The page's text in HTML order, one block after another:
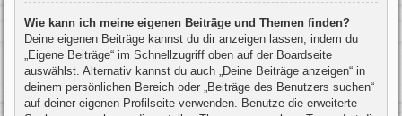
Wie kann ich meine eigenen Beiträge und Themen finden?
Deine eigenen Beiträge kannst du dir anzeigen lassen, indem du
„Eigene Beiträge“ im Schnellzugriff oben auf der Boardseite
auswählst. Alternativ kannst du auch „Deine Beiträge anzeigen“ in
deinem persönlichen Bereich oder „Beiträge des Benutzers suchen“
auf deiner eigenen Profilseite verwenden. Benutze die erweiterte